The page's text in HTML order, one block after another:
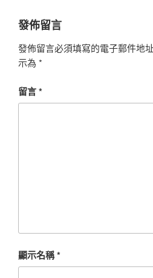
發佈留言
發佈留言必須填寫的電子郵件地
示為 *
留言*
顯示名稱*